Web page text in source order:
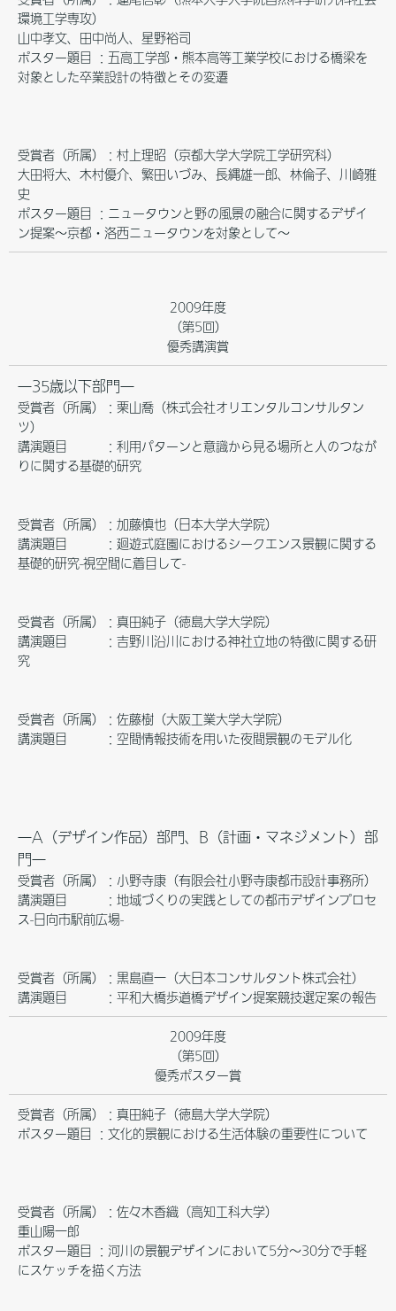
環境工学専攻）
山中孝文、田中尚人、星野裕司
ポスター題目 ：五高工学部・熊本高等工業学校における橋梁を
対象とした卒業設計の特徴とその変遷
受賞者（所属）：村上理昭（京都大学大学院工学研究科）
大田将大、木村優介、繁田いづみ、長縄雄一郎、林倫子、川崎雅
史
ポスター題目 ：ニュータウンと野の風景の融合に関するデザイ
ン提案～京都・洛西ニュータウンを対象として～
2009年度
（第5回）
優秀講演賞
―35歳以下部門―
受賞者（所属）：栗山喬（株式会社オリエンタルコンサルタン
ツ）
講演題目 ：利用パターンと意識から見る場所と人のつなが
りに関する基礎的研究
受賞者（所属）：加藤慎也（日本大学大学院）
講演題目 ：廻遊式庭園におけるシークエンス景観に関する
基礎的研究-視空間に着目して-
受賞者（所属）：真田純子（徳島大学大学院）
講演題目 ：吉野川沿川における神社立地の特徴に関する研
究
受賞者（所属）：佐藤樹（大阪工業大学大学院）
講演題目 ：空間情報技術を用いた夜間景観のモデル化
―A（デザイン作品）部門、B（計画・マネジメント）部
門―
受賞者（所属）：小野寺康（有限会社小野寺康都市設計事務所）
講演題目 ：地域づくりの実践としての都市デザインプロセ
ス-日向市駅前広場-
受賞者（所属）：黒島直一（大日本コンサルタント株式会社）
講演題目 ：平和大橋歩道橋デザイン提案競技選定案の報告
2009年度
（第5回）
優秀ポスター賞
受賞者（所属）：真田純子（徳島大学大学院）
ポスター題目 ：文化的景観における生活体験の重要性について
受賞者（所属）：佐々木香織（高知工科大学）
重山陽一郎
ポスター題目 ：河川の景観デザインにおいて5分～30分で手軽
にスケッチを描く方法